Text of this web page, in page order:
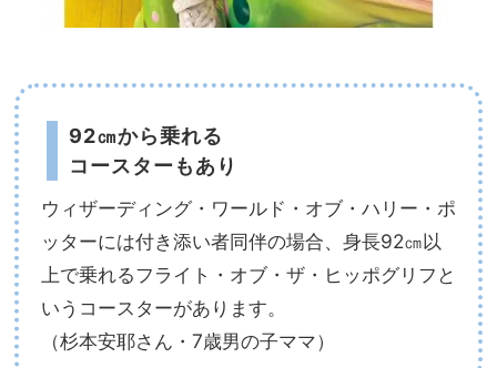
92㎝から乗れる
コースターもあり
ウィザーディング・ワールド・オブ・ハリー・ポ
ッターには付き添い者同伴の場合、身長92㎝以
上で乗れるフライト・オブ・ザ・ヒッポグリフと
いうコースターがあります。
（杉本安耶さん・7歳男の子ママ）